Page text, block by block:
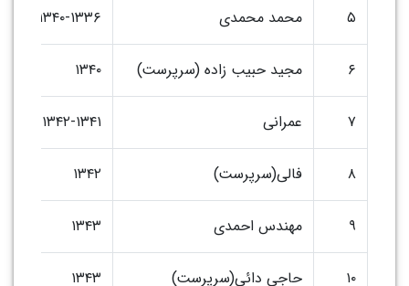
۵ محمد محمدی ۱۳۴۰-۱۳۳۶
۶ مجید حبیب زاده (سرپرست) ۱۳۴۰
۷ عمرانی ۱۳۴۲-۱۳۴۱
۸ فالی(سرپرست) ۱۳۴۲
۹ مهندس احمدی ۱۳۴۳
۱۰ حاجی دائی(سرپرست) ۱۳۴۳